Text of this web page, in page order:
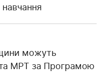
можуть
МРТ за Програмою